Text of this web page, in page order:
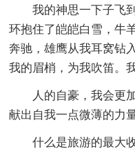
我的神思一下子飞到
环抱住了皑皑白雪，牛
奔驰，雄鹰从我耳窝钻
我的眉梢，为我吹笛。
人的自豪，我会更加
献出自我一点微薄的力
什么是旅游的最大收